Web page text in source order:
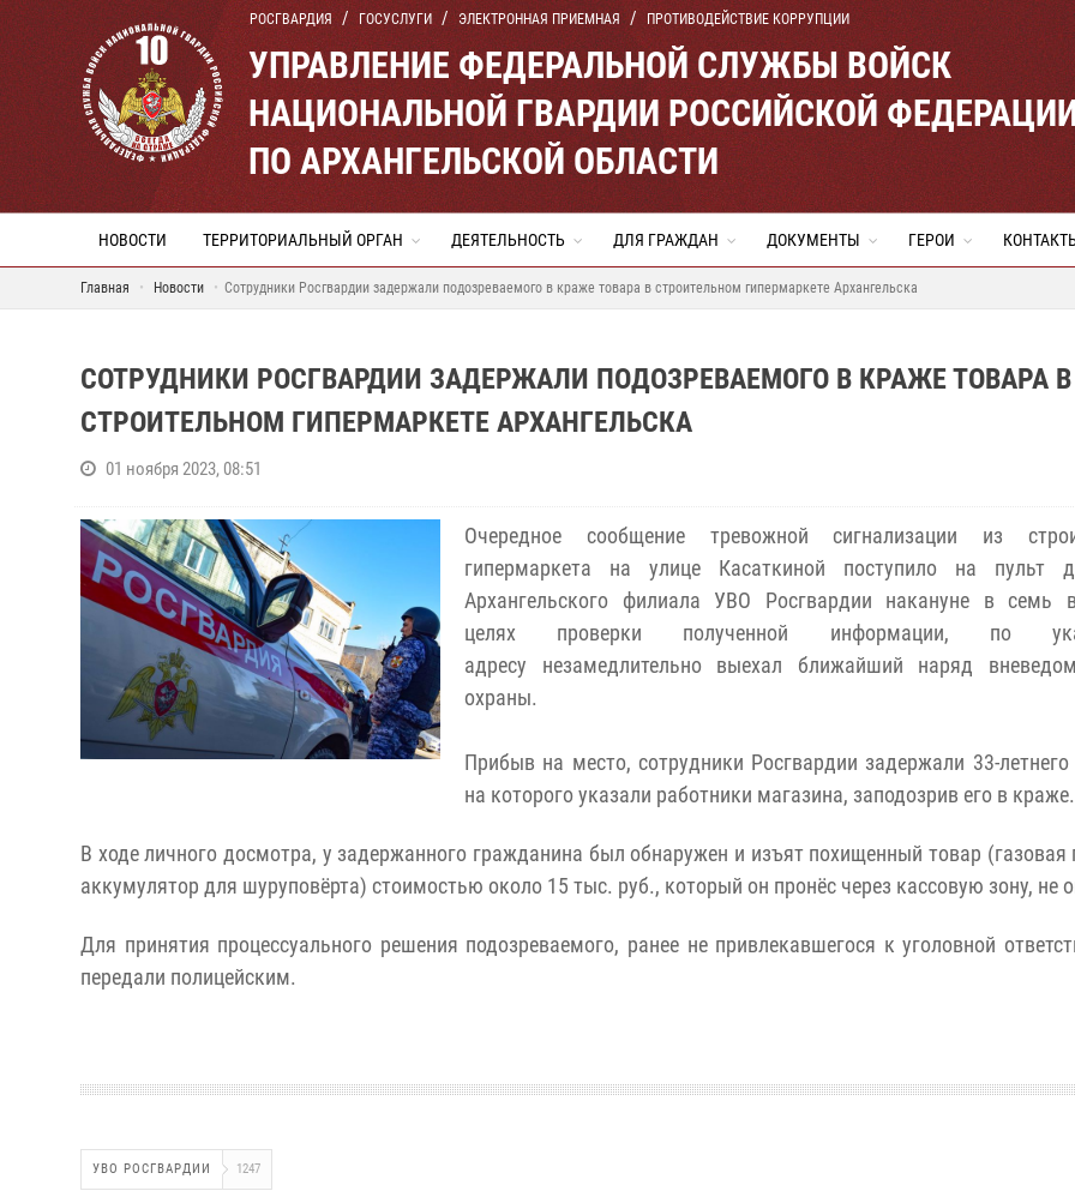
РОСГВАРДИЯ ГОСУСЛУГИ ЭЛЕКТРОННАЯ ПРИЕМНАЯ ПРОТИВОДЕЙСТВИЕ КОРРУПЦИИ
УПРАВЛЕНИЕ ФЕДЕРАЛЬНОЙ СЛУЖБЫ ВОЙСК
НАЦИОНАЛЬНОЙ ГВАРДИИ РОССИЙСКОЙ
ПО АРХАНГЕЛЬСКОЙ ОБЛАСТИ
НОВОСТИ ТЕРРИТОРИАЛЬНЫЙ ОРГАН ДЕЯТЕЛЬНОСТЬ ДЛЯ ГРАЖДАН ДОКУМЕНТЫ ГЕРОИ
Главная Новости Сотрудники Росгвардии задержали подозреваемого в краже товара в строительном гипермаркете Архангельска
СОТРУДНИКИ РОСГВАРДИИ ЗАДЕРЖАЛИ ПОДОЗРЕВАЕМОГО В КРАЖЕ ТОВАРА В
СТРОИТЕЛЬНОМ ГИПЕРМАРКЕТЕ АРХАНГЕЛЬСКА
01 ноября 2023, 08:51
Очередное сообщение тревожной сигнализации из
гипермаркета на улице Касаткиной поступило на пульт
Архангельского филиала УВО Росгвардии накануне в семь
целях проверки полученной информации, по
адресу незамедлительно выехал ближайший наряд
охраны.
Прибыв на место, сотрудники Росгвардии задержали 33-
на которого указали работники магазина, заподозрив его в краже.
В ходе личного досмотра, у задержанного гражданина был обнаружен и изъят похищенный товар (газовая
аккумулятор для шуруповёрта) стоимостью около 15 тыс. руб., который он пронёс через кассовую зону, не
Для принятия процессуального решения подозреваемого, ранее не привлекавшегося к уголовной
передали полицейским.
УВО РОСГВАРДИИ 1247